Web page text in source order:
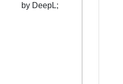
by DeepL;